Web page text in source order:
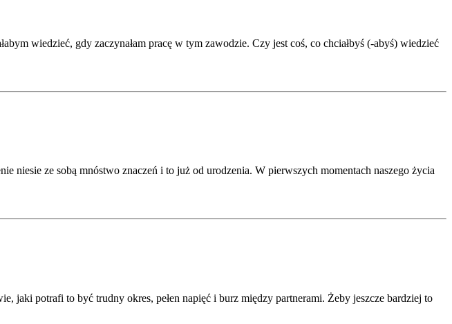
wiedzieć, gdy zaczynałam pracę w tym zawodzie. Czy jest coś, co chciałbyś (-abyś) wiedzieć
niesie ze sobą mnóstwo znaczeń i to już od urodzenia. W pierwszych momentach naszego życia
jaki potrafi to być trudny okres, pełen napięć i burz między partnerami. Żeby jeszcze bardziej to